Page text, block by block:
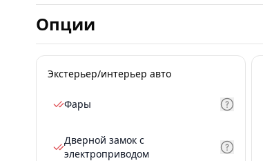
Опции
Экстерьер/интерьер авто
Фары
Дверной замок с
электроприводом